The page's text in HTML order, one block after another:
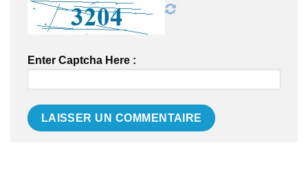
Enter Captcha Here :